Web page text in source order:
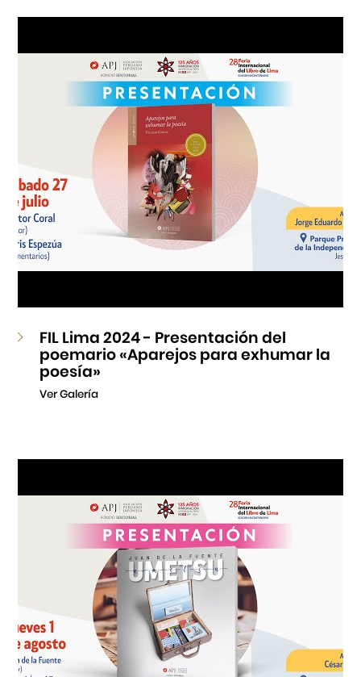
Museo de la Inmigración Japonesa
Fondo Editorial
Teatro Peruano Japonés
FIL Lima 2024 - Presentación del
poemario «Aparejos para exhumar la
poesía»
Ver Galería